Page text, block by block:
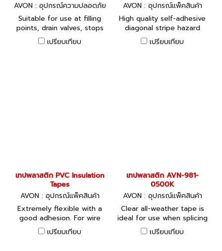
AVON : อุปกรณ์ความปลอดภัย
Suitable for use at filling
points, drain valves, stops
and flanging points.
เปรียบเทียบ
AVON : อุปกรณ์แพ็คสินค้า
High quality self-adhesive
diagonal stripe hazard
tape. High grade PVC.
เปรียบเทียบ
เทปพลาสติก PVC Insulation
Tapes
AVON : อุปกรณ์แพ็คสินค้า
Extremely flexible with a
good adhesion. For wire
and cable insulation,
bundling and reinforcing.
เปรียบเทียบ
เทปพลาสติก AVN-981-
0500K
AVON : อุปกรณ์แพ็คสินค้า
Clear all-weather tape is
ideal for use when splicing
polythene sheeting, repair
of greenhouses, trailer
เปรียบเทียบ